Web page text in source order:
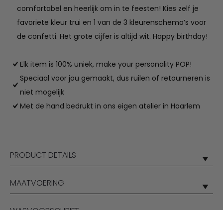
comfortabel en heerlijk om in te feesten! Kies zelf je
favoriete kleur trui en 1 van de 3 kleurenschema’s voor
de confetti. Het grote cijfer is altijd wit. Happy birthday!
Elk item is 100% uniek, make your personality POP!
Speciaal voor jou gemaakt, dus ruilen of retourneren is
niet mogelijk
Met de hand bedrukt in ons eigen atelier in Haarlem
PRODUCT DETAILS
MAATVOERING